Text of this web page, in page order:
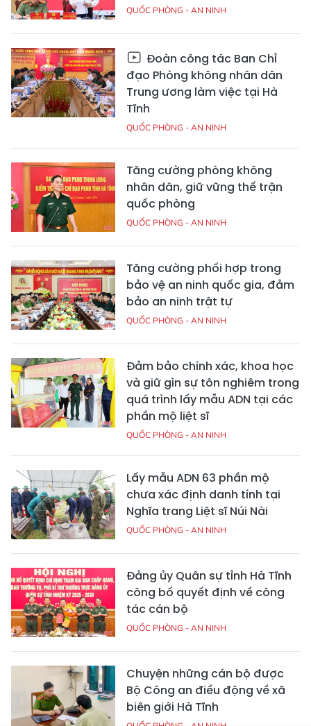
QUỐC PHÒNG - AN NINH
Đoàn công tác Ban Chỉ
đạo Phòng không nhân dân
Trung ương làm việc tại Hà
Tĩnh
QUỐC PHÒNG - AN NINH
Tăng cường phòng không
nhân dân, giữ vững thế trận
quốc phòng
QUỐC PHÒNG - AN NINH
Tăng cường phối hợp trong
bảo vệ an ninh quốc gia, đảm
bảo an ninh trật tự
QUỐC PHÒNG - AN NINH
Đảm bảo chính xác, khoa học
và giữ gìn sự tôn nghiêm trong
quá trình lấy mẫu ADN tại các
phần mộ liệt sĩ
QUỐC PHÒNG - AN NINH
Lấy mẫu ADN 63 phần mộ
chưa xác định danh tính tại
Nghĩa trang Liệt sĩ Núi Nài
QUỐC PHÒNG - AN NINH
Đảng ủy Quân sự tỉnh Hà Tĩnh
công bố quyết định về công
tác cán bộ
QUỐC PHÒNG - AN NINH
Chuyện những cán bộ được
Bộ Công an điều động về xã
biên giới Hà Tĩnh